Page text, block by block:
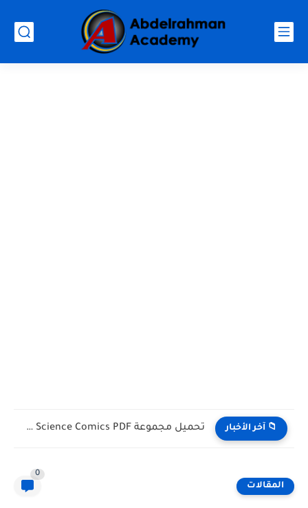
📁 آخر الأخبار تحميل مجموعة Science Comics PDF مجانا | أفضل القصص المصورة...
المقالات
0